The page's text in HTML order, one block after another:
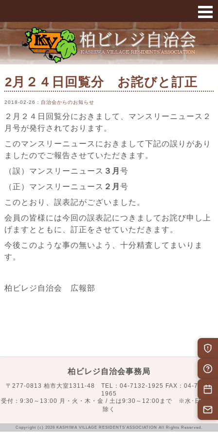
2月２４日回覧分 お詫びと訂正 « 柏ビレジ
2月２４日回覧分 お詫びと訂正
2018-02-26 ： 自治会からのお知らせ
２月２４日回覧分におきまして、マンスリーニュース２
月号が発行されております。
このマンスリーニュースにおきまして下記の誤りがあり
ましたのでご報告させていただきます。
（誤）マンスリーニュース ３月 号
（正）マンスリーニュース ２月 号
このとおり、誤表記がございました。
会員の皆様には今回の誤表記につきましてお詫び申し上
げますとともに、訂正をさせていただきます。
今後このような事の無いよう、十分精査してまいりま
す。
柏ビレジ自治会 広報部
柏ビレジ自治会事務局
〒277-0813 柏市大室1311-48 TEL：04-7132-1925 FAX：04-7132-
1965
受付：9:30～13:00 月・火・木・金 / 土は9:30～12:00まで ※水･日･祝を
除く
Copyright (c) 2026 KASHIWA VILLAGE RESIDENTS’ASSOCIATION All Rights Reserved.